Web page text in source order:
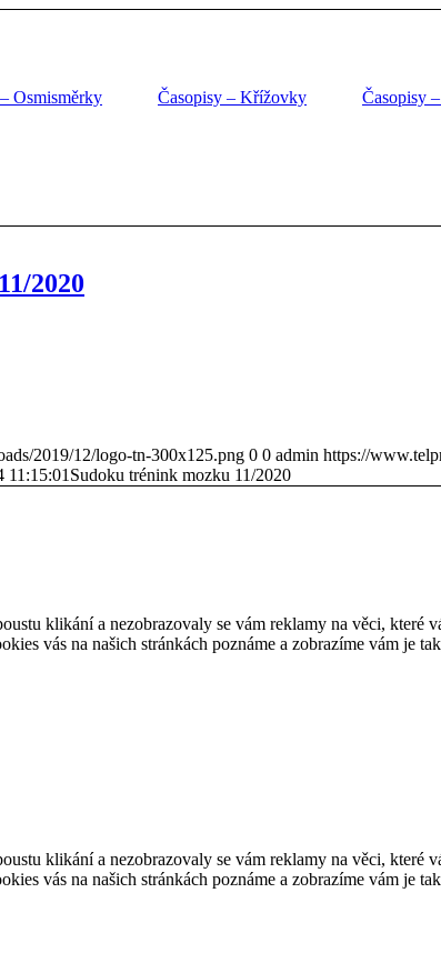
Osmisměrky Časopisy – Křížovky
Časopisy
2020
2019/12/logo-tn-300x125.png 0 0 admin https://
11:15:01 Sudoku trénink mozku 11/2020
klikání a nezobrazovaly se vám reklamy na věci, které
vás na našich stránkách poznáme a zobrazíme vám je
klikání a nezobrazovaly se vám reklamy na věci, které
vás na našich stránkách poznáme a zobrazíme vám je